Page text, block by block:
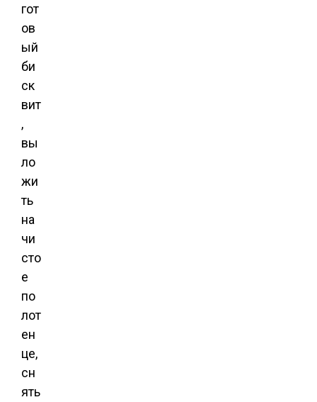
гот
ов
ый
би
ск
вит
,
вы
ло
жи
ть
на
чи
сто
е
по
лот
ен
це,
сн
ять